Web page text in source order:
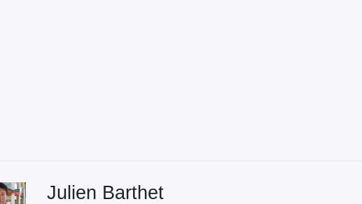
Julien Barthet